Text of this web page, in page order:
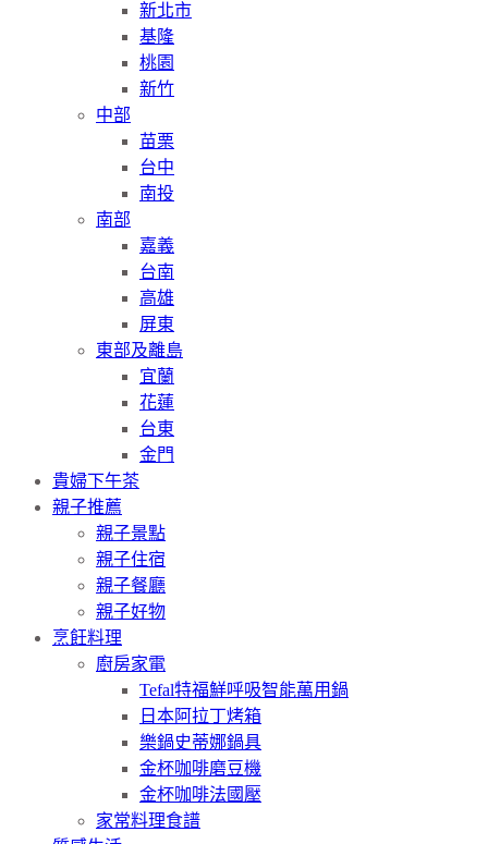
新北市
基隆
桃園
新竹
中部
苗栗
台中
南投
南部
嘉義
台南
高雄
屏東
東部及離島
宜蘭
花蓮
台東
金門
貴婦下午茶
親子推薦
親子景點
親子住宿
親子餐廳
親子好物
烹飪料理
廚房家電
Tefal特福鮮呼吸智能萬用鍋
日本阿拉丁烤箱
樂鍋史蒂娜鍋具
金杯咖啡磨豆機
金杯咖啡法國壓
家常料理食譜